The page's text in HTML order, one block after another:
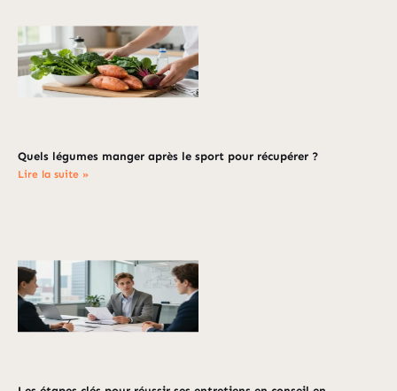
Quels légumes manger après le sport pour récupérer ?
Lire la suite »